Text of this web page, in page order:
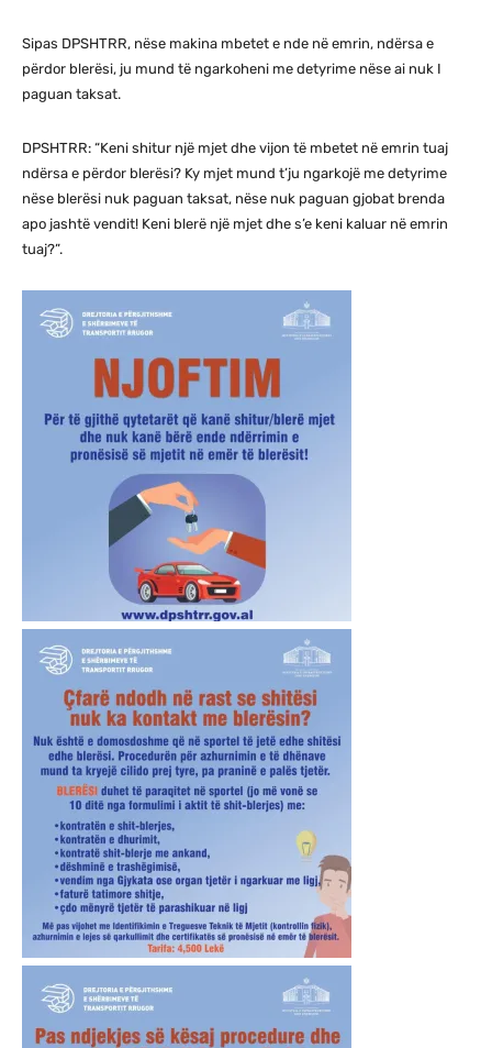
Sipas DPSHTRR, nëse makina mbetet e nde në emrin, ndërsa e
përdor blerësi, ju mund të ngarkoheni me detyrime nëse ai nuk I
paguan taksat.
DPSHTRR: “Keni shitur një mjet dhe vijon të mbetet në emrin tuaj
ndërsa e përdor blerësi? Ky mjet mund t’ju ngarkojë me detyrime
nëse blerësi nuk paguan taksat, nëse nuk paguan gjobat brenda
apo jashtë vendit! Keni blerë një mjet dhe s’e keni kaluar në emrin
tuaj?”.